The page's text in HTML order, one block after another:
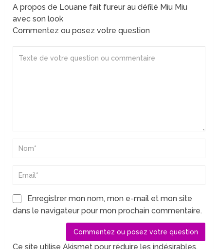
A propos de Louane fait fureur au défilé Miu Miu
avec son look
Commentez ou posez votre question
Enregistrer mon nom, mon e-mail et mon site
dans le navigateur pour mon prochain commentaire.
Ce site utilise Akismet pour réduire les indésirables.